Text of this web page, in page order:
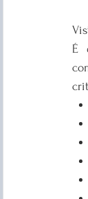
É